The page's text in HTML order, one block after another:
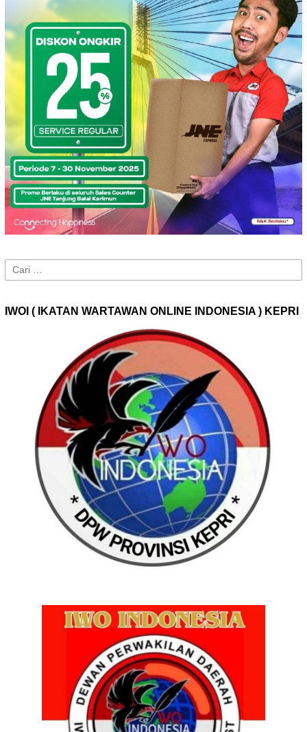
Cari
untuk:
IWOI ( IKATAN WARTAWAN ONLINE INDONESIA ) KEPRI